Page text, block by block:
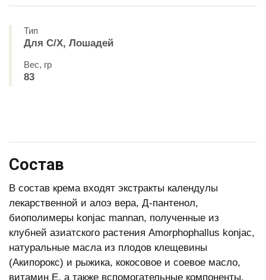
Тип
Для С/Х, Лошадей
Вес, гр
83
Состав
В состав крема входят экстракты календулы
лекарственной и алоэ вера, Д-пантенол,
биополимеры konjac mannan, полученные из
клубней азиатского растения Amorphophallus konjac,
натуральные масла из плодов клещевины
(Акипорокс) и рыжика, кокосовое и соевое масло,
витамин Е, а также вспомогательные компоненты.